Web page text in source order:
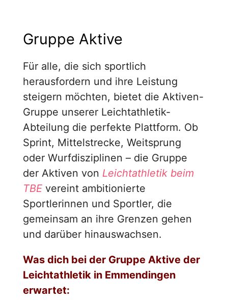
Gruppe Aktive
Für alle, die sich sportlich
herausfordern und ihre Leistung
steigern möchten, bietet die Aktiven-
Gruppe unserer Leichtathletik-
Abteilung die perfekte Plattform. Ob
Sprint, Mittelstrecke, Weitsprung
oder Wurfdisziplinen – die Gruppe
der Aktiven von Leichtathletik beim
TBE vereint ambitionierte
Sportlerinnen und Sportler, die
gemeinsam an ihre Grenzen gehen
und darüber hinauswachsen.
Was dich bei der Gruppe Aktive der
Leichtathletik in Emmendingen
erwartet: